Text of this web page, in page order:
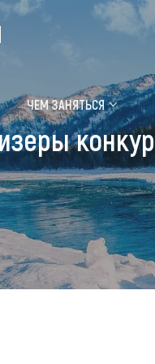
Где
Топ
ЧЕМ ЗАНЯТЬСЯ